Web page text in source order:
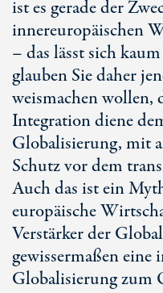
ist es gerade der
innereuropäischen
– das lässt sich
glauben Sie daher
weismachen wollen,
Integration diene
Globalisierung, mit
Schutz vor dem
Auch das ist ein
europäische
Verstärker der
gewissermaßen eine
Globalisierung zum